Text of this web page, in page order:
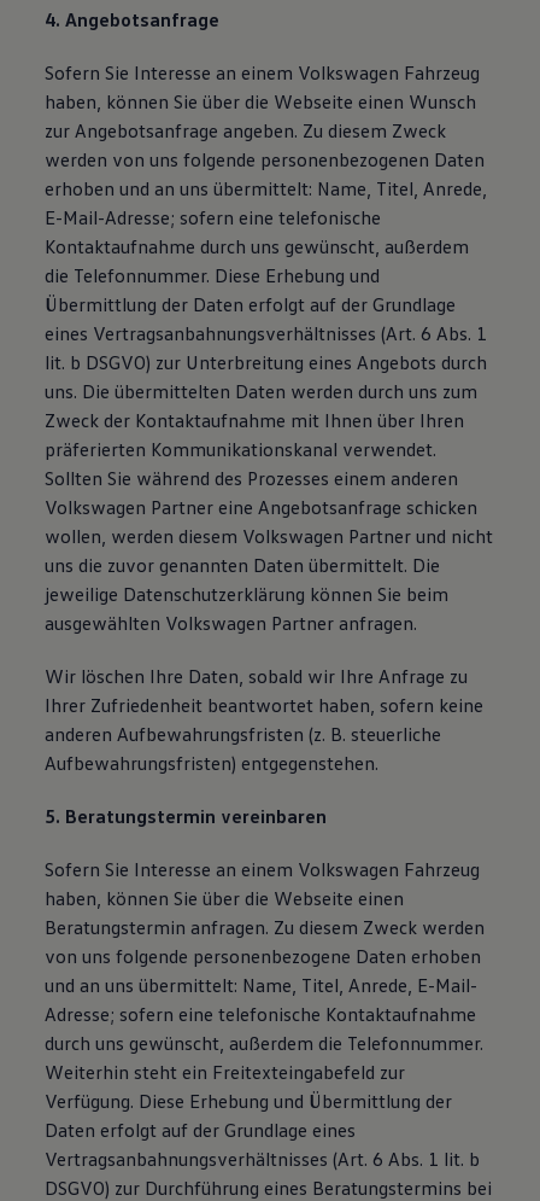
4. Angebotsanfrage
Sofern Sie Interesse an einem Volkswagen Fahrzeug
haben, können Sie über die Webseite einen Wunsch
zur Angebotsanfrage angeben. Zu diesem Zweck
werden von uns folgende personenbezogenen Daten
erhoben und an uns übermittelt: Name, Titel, Anrede,
E-Mail-Adresse; sofern eine telefonische
Kontaktaufnahme durch uns gewünscht, außerdem
die Telefonnummer. Diese Erhebung und
Übermittlung der Daten erfolgt auf der Grundlage
eines Vertragsanbahnungsverhältnisses (Art. 6 Abs. 1
lit. b DSGVO) zur Unterbreitung eines Angebots durch
uns. Die übermittelten Daten werden durch uns zum
Zweck der Kontaktaufnahme mit Ihnen über Ihren
präferierten Kommunikationskanal verwendet.
Sollten Sie während des Prozesses einem anderen
Volkswagen Partner eine Angebotsanfrage schicken
wollen, werden diesem Volkswagen Partner und nicht
uns die zuvor genannten Daten übermittelt. Die
jeweilige Datenschutzerklärung können Sie beim
ausgewählten Volkswagen Partner anfragen.
Wir löschen Ihre Daten, sobald wir Ihre Anfrage zu
Ihrer Zufriedenheit beantwortet haben, sofern keine
anderen Aufbewahrungsfristen (z. B. steuerliche
Aufbewahrungsfristen) entgegenstehen.
5. Beratungstermin vereinbaren
Sofern Sie Interesse an einem Volkswagen Fahrzeug
haben, können Sie über die Webseite einen
Beratungstermin anfragen. Zu diesem Zweck werden
von uns folgende personenbezogene Daten erhoben
und an uns übermittelt: Name, Titel, Anrede, E-Mail-
Adresse; sofern eine telefonische Kontaktaufnahme
durch uns gewünscht, außerdem die Telefonnummer.
Weiterhin steht ein Freitexteingabefeld zur
Verfügung. Diese Erhebung und Übermittlung der
Daten erfolgt auf der Grundlage eines
Vertragsanbahnungsverhältnisses (Art. 6 Abs. 1 lit. b
DSGVO) zur Durchführung eines Beratungstermins bei